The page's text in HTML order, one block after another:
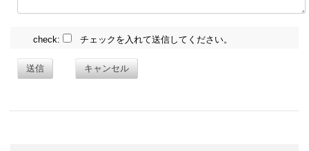
check: チェックを入れて送信してください。
送信 キャンセル